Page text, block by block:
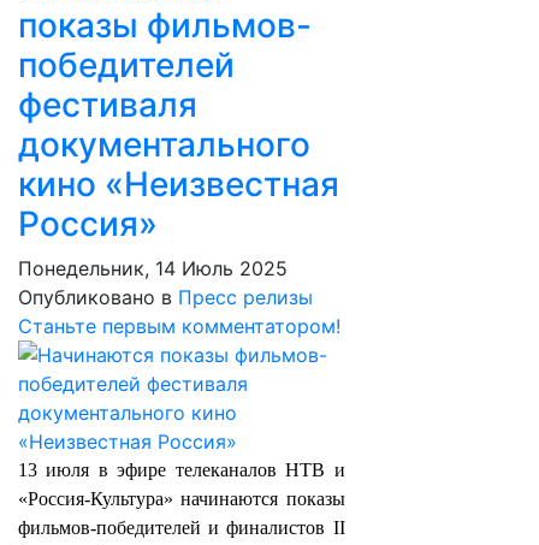
показы фильмов-
победителей
фестиваля
документального
кино «Неизвестная
Россия»
Понедельник, 14 Июль 2025
Опубликовано в Пресс релизы
Станьте первым комментатором!
13 июля в эфире телеканалов НТВ и
«Россия-Культура» начинаются показы
фильмов-победителей и финалистов II